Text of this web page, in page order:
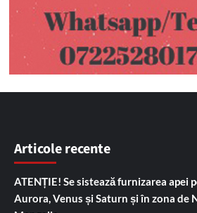
Articole recente
ATENȚIE! Se sistează furnizarea apei
Aurora, Venus și Saturn și în zona de